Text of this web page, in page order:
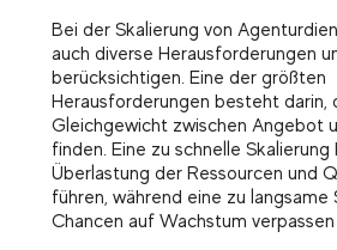
Bei der Skalierung von
auch diverse Herausforderungen
berücksichtigen. Eine der größten
Herausforderungen besteht darin,
Gleichgewicht zwischen Angebot
finden. Eine zu schnelle Skalierung
Überlastung der Ressourcen und
führen, während eine zu langsame
Chancen auf Wachstum verpassen